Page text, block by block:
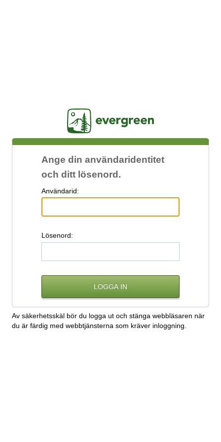
Ange din användaridentitet
och ditt lösenord.
Användarid:
Lösenord:
Av säkerhetsskäl bör du logga ut och stänga webbläsaren när
du är färdig med webbtjänsterna som kräver inloggning.